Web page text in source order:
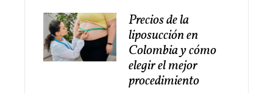
Precios de la
liposucción en
Colombia y cómo
elegir el mejor
procedimiento